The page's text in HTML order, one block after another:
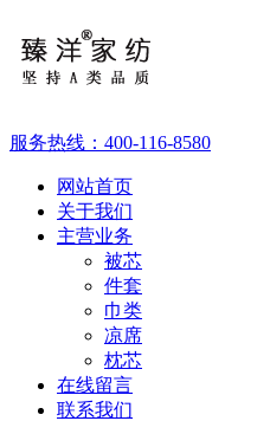
服务热线： 400-116-8580
网站首页
关于我们
主营业务
被芯
件套
巾类
凉席
枕芯
在线留言
联系我们